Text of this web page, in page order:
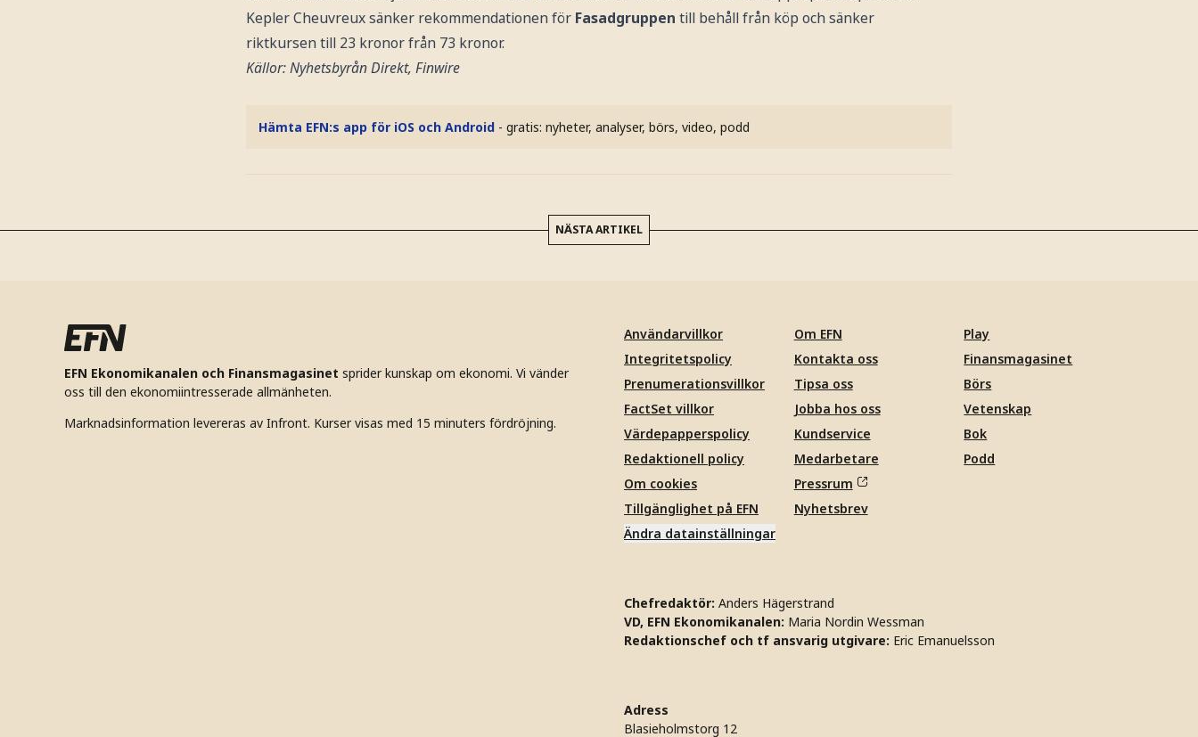
Kepler Cheuvreux sänker rekommendationen för Fasadgruppen till behåll från köp och sänker
riktkursen till 23 kronor från 73 kronor.
Källor: Nyhetsbyrån Direkt, Finwire
Hämta EFN:s app för iOS och Android - gratis: nyheter, analyser, börs, video, podd
NÄSTA ARTIKEL
EFN Ekonomikanalen och Finansmagasinet sprider kunskap om ekonomi. Vi vänder
oss till den ekonomiintresserade allmänheten.
Marknadsinformation levereras av Infront. Kurser visas med 15 minuters fördröjning.
Användarvillkor
Integritetspolicy
Prenumerationsvillkor
FactSet villkor
Värdepapperspolicy
Redaktionell policy
Om cookies
Tillgänglighet på EFN
Ändra datainställningar
Om EFN
Kontakta oss
Tipsa oss
Jobba hos oss
Kundservice
Medarbetare
Pressrum
Nyhetsbrev
Play
Finansmagasinet
Börs
Vetenskap
Bok
Podd
Chefredaktör: Anders Hägerstrand
VD, EFN Ekonomikanalen: Maria Nordin Wessman
Redaktionschef och tf ansvarig utgivare: Eric Emanuelsson
Adress
Blasieholmstorg 12